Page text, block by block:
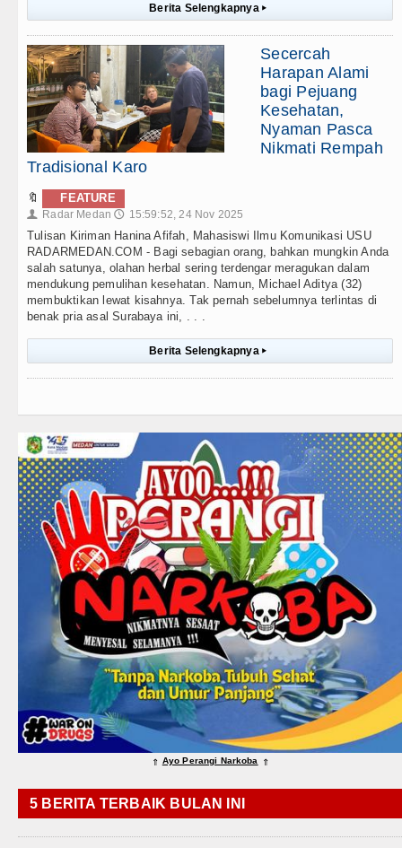
Berita Selengkapnya ▸
Secercah
Harapan Alami
bagi Pejuang
Kesehatan,
Nyaman Pasca
Nikmati Rempah
Tradisional Karo
🔖 FEATURE
👤 Radar Medan 🕔 15:59:52, 24 Nov 2025
Tulisan Kiriman Hanina Afifah, Mahasiswi Ilmu Komunikasi USU
RADARMEDAN.COM - Bagi sebagian orang, bahkan mungkin Anda
salah satunya, olahan herbal sering terdengar meragukan dalam
mendukung pemulihan kesehatan. Namun, Michael Aditya (32)
membuktikan lewat kisahnya. Tak pernah sebelumnya terlintas di
benak pria asal Surabaya ini, . . .
Berita Selengkapnya ▸
⇑ Ayo Perangi Narkoba ⇑
5 BERITA TERBAIK BULAN INI